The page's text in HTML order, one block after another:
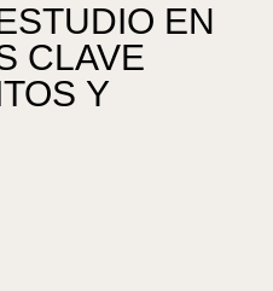
EN
CLAVE
Y